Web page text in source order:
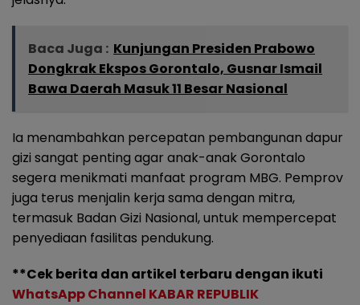
Baca Juga : Kunjungan Presiden Prabowo
Dongkrak Ekspos Gorontalo, Gusnar Ismail
Bawa Daerah Masuk 11 Besar Nasional
Ia menambahkan percepatan pembangunan dapur
gizi sangat penting agar anak-anak Gorontalo
segera menikmati manfaat program MBG. Pemprov
juga terus menjalin kerja sama dengan mitra,
termasuk Badan Gizi Nasional, untuk mempercepat
penyediaan fasilitas pendukung.
**Cek berita dan artikel terbaru dengan ikuti
WhatsApp Channel KABAR REPUBLIK